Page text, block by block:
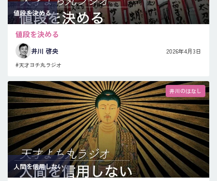
値段を決める
値段を決める
井川 啓央 2026年4月3日
#天才ヨチ丸ラジオ
井川のはなし
人間を信用しない